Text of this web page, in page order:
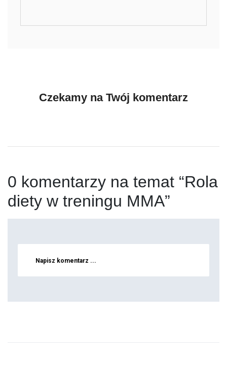
Czekamy na Twój komentarz
0 komentarzy na temat “Rola
diety w treningu MMA”
Napisz komentarz ...